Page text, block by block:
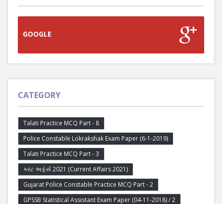
GOOGLE
CATEGORY
Talati Practice MCQ Part - 8
Police Constable Lokrakshak Exam Paper (6-1-2019)
Talati Practice MCQ Part - 3
કરંટ અફેર્સ 2021 (Current Affairs 2021)
Gujarat Police Constable Practice MCQ Part - 2
GPSSB Statistical Assistant Exam Paper (04-11-2018) / 2